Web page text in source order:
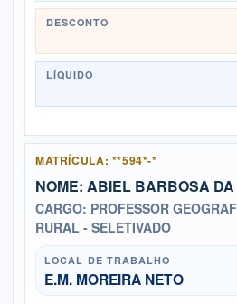
DESCONTO
LÍQUIDO
MATRÍCULA: **594*-*
NOME: ABIEL BARBOSA DA
CARGO: PROFESSOR
RURAL - SELETIVADO
LOCAL DE TRABALHO
E.M. MOREIRA NETO